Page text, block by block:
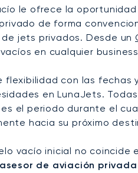
le ofrece la
de forma
jets privados. Desde un
en cualquier
flexibilidad con las fechas
en LunaJets.
el periodo durante el
hacia su próximo
vacío inicial no coincide
de aviación